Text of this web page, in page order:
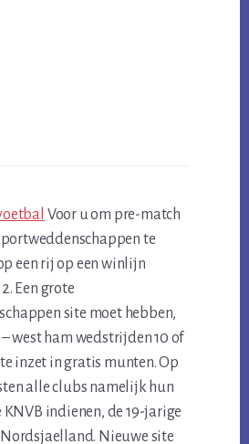
Voor u om pre-match
te
een rij op een winlijn
Een grote
site moet hebben,
west ham wedstrijden 10 of
inzet in gratis munten. Op
alle clubs namelijk hun
indienen, de 19-jarige
Nordsjaelland. Nieuwe site